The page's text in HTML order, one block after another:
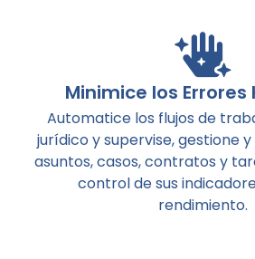
Minimice los Errores
Automatice los flujos de
jurídico y supervise, gestione
asuntos, casos, contratos y
control de sus
rendimiento.